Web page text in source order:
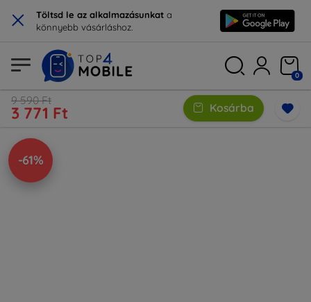
× Töltsd le az alkalmazásunkat a
könnyebb vásárláshoz.
0
9 590 Ft
3 771 Ft Kosárba
-61%